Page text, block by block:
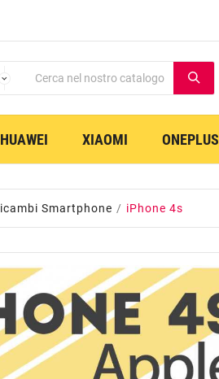
HUAWEI XIAOMI ONEPLUS
Smartphone iPhone 4s